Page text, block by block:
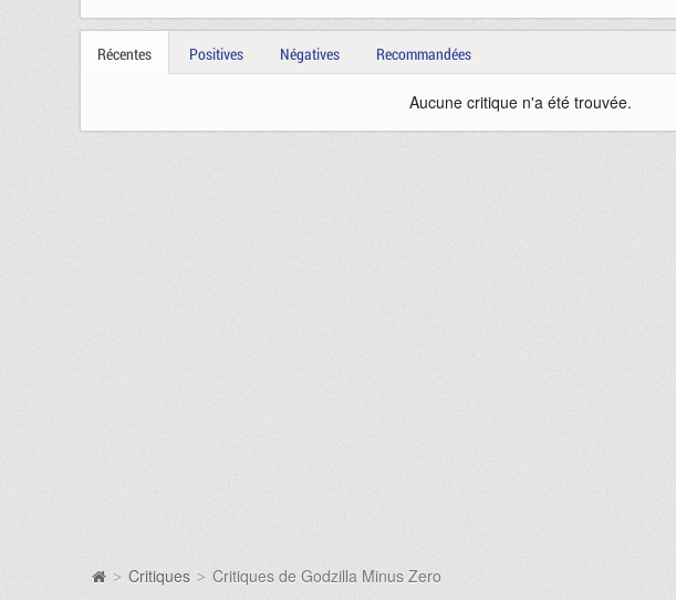
Récentes Positives Négatives Recommandées
Aucune critique n'a été trouvée.
> Critiques > Critiques de Godzilla Minus Zero